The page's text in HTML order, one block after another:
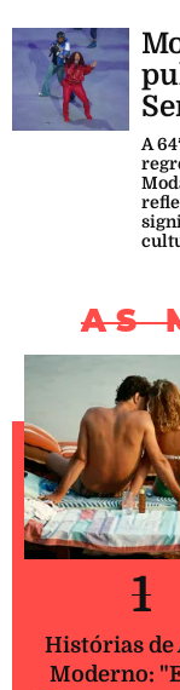
A
AS
1
Histórias de
Moderno: